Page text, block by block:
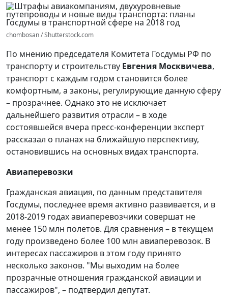
chombosan / Shutterstock.com
По мнению председателя Комитета Госдумы РФ по
транспорту и строительству Евгения Москвичева,
транспорт с каждым годом становится более
комфортным, а законы, регулирующие данную сферу
– прозрачнее. Однако это не исключает
дальнейшего развития отрасли – в ходе
состоявшейся вчера пресс-конференции эксперт
рассказал о планах на ближайшую перспективу,
остановившись на основных видах транспорта.
Авиаперевозки
Гражданская авиация, по данным представителя
Госдумы, последнее время активно развивается, и в
2018-2019 годах авиаперевозчики совершат не
менее 150 млн полетов. Для сравнения – в текущем
году произведено более 100 млн авиаперевозок. В
интересах пассажиров в этом году принято
несколько законов. "Мы выходим на более
прозрачные отношения гражданской авиации и
пассажиров", – подтвердил депутат.